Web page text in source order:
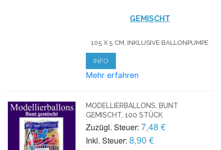
GEMISCHT
105 X 5 CM, INKLUSIVE BALLONPUMPE
INFO
Mehr erfahren
MODELLIERBALLONS, BUNT
GEMISCHT, 100 STÜCK
Zuzügl. Steuer: 7,48 €
Inkl. Steuer: 8,90 €